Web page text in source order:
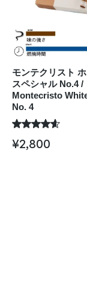
モンテクリスト
スペシャル No.4 /
Montecristo
No. 4
¥2,800